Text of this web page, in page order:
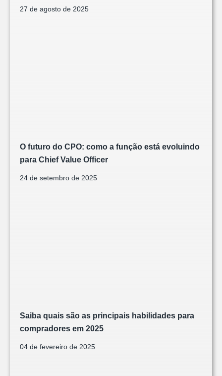
27 de agosto de 2025
O futuro do CPO: como a função está evoluindo
para Chief Value Officer
24 de setembro de 2025
Saiba quais são as principais habilidades para
compradores em 2025
04 de fevereiro de 2025